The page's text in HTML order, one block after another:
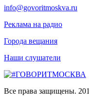
info@govoritmoskva.ru
Реклама на радио
Города вещания
Наши слушатели
Все права защищены.